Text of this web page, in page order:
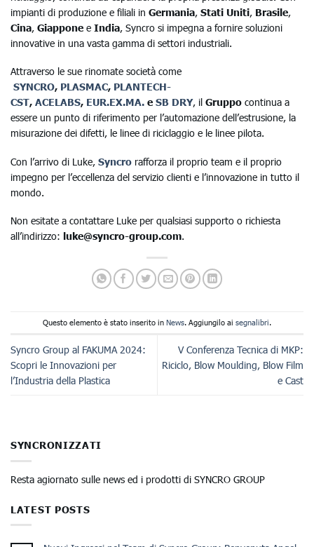
impianti di produzione e filiali in Germania, Stati Uniti, Brasile,
Cina, Giappone e India, Syncro si impegna a fornire soluzioni
innovative in una vasta gamma di settori industriali.
Attraverso le sue rinomate società come
SYNCRO, PLASMAC, PLANTECH-
CST, ACELABS, EUR.EX.MA. e SB DRY, il Gruppo continua a
essere un punto di riferimento per l’automazione dell’estrusione, la
misurazione dei difetti, le linee di riciclaggio e le linee pilota.
Con l’arrivo di Luke, Syncro rafforza il proprio team e il proprio
impegno per l’eccellenza del servizio clienti e l’innovazione in tutto il
mondo.
Non esitate a contattare Luke per qualsiasi supporto o richiesta
all’indirizzo: luke@syncro-group.com.
Questo elemento è stato inserito in News. Aggiungilo ai segnalibri.
Syncro Group al FAKUMA 2024:
Scopri le Innovazioni per
l’Industria della Plastica
V Conferenza Tecnica di MKP:
Riciclo, Blow Moulding, Blow Film
e Cast
SYNCRONIZZATI
Resta agiornato sulle news ed i prodotti di SYNCRO GROUP
LATEST POSTS